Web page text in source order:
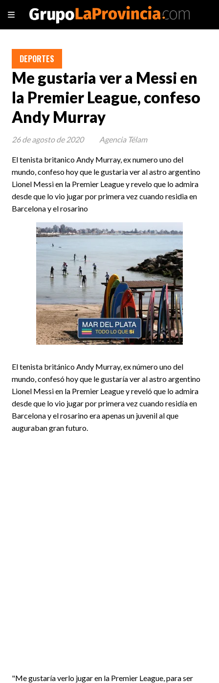
Me gustaria ver a Messi en
la Premier League, confeso
Andy Murray
El tenista britanico Andy Murray, ex numero uno del
mundo, confeso hoy que le gustaria ver al astro argentino
Lionel Messi en la Premier League y revelo que lo admira
desde que lo vio jugar por primera vez cuando residia en
Barcelona y el rosarino
DEPORTES
26 de agosto de 2020 Agencia Télam
El tenista británico Andy Murray, ex número uno del
mundo, confesó hoy que le gustaría ver al astro argentino
Lionel Messi en la Premier League y reveló que lo admira
desde que lo vio jugar por primera vez cuando residía en
Barcelona y el rosarino era apenas un juvenil al que
auguraban gran futuro.
"Me gustaría verlo jugar en la Premier League, para ser